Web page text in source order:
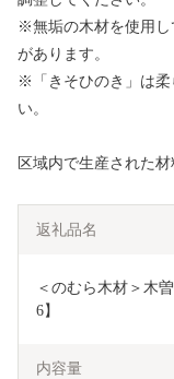
※無垢の木材を使用し
があります。
※「きそひのき」は柔
い。
区域内で生産された
返礼品名
＜のむら木材＞木
6】
内容量